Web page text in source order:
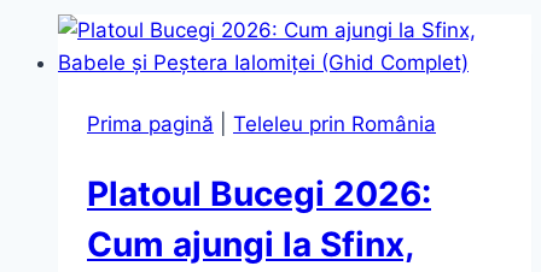
Prima pagină Teleleu prin România
Platoul Bucegi 2026:
Cum ajungi la Sfinx,